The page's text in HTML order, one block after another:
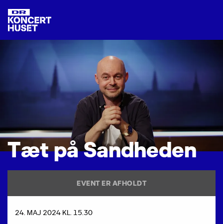
TætpåSandheden
EVENT ER AFHOLDT
24. MAJ 2024 KL. 15.30